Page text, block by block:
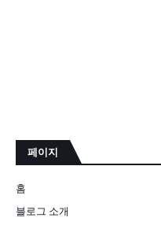
페이지
홈
블로그 소개